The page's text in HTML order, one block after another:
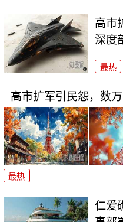
高市
深度
最热
高市扩军引民怨，数
最热
仁爱